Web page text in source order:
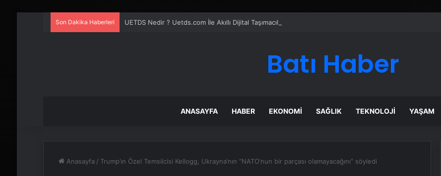
Son Dakika Haberleri UETDS Nedir ? Uetds.com İle Akıllı Dijital Taşımacılık Yazılımı
Batı Haber
ANASAYFA HABER EKONOMI SAĞLIK TEKNOLOJI YAŞAM
Anasayfa / Trump’ın Özel Temsilcisi Kellogg, Ukrayna’nın “NATO’nun bir parçası olamayacağını” söyledi